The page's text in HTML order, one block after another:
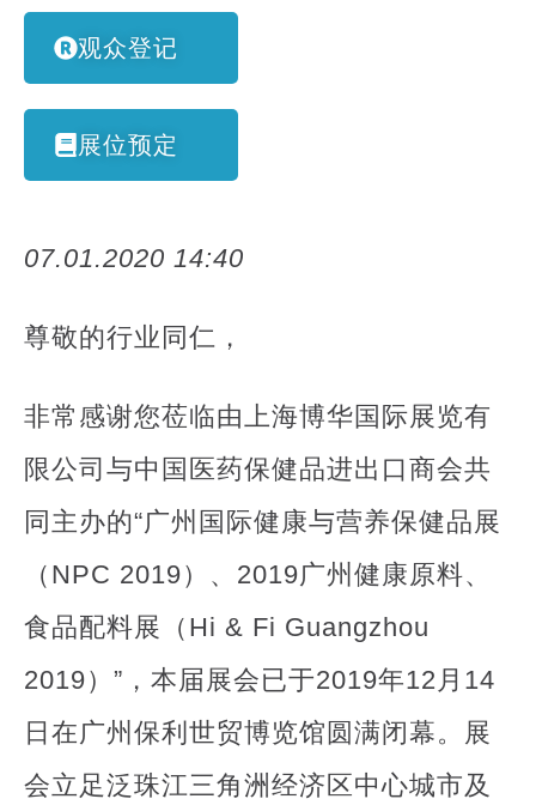
观众登记
展位预定
07.01.2020 14:40
尊敬的行业同仁，
非常感谢您莅临由上海博华国际展览有
限公司与中国医药保健品进出口商会共
同主办的“广州国际健康与营养保健品展
（NPC 2019）、2019广州健康原料、
食品配料展（Hi & Fi Guangzhou
2019）”，本届展会已于2019年12月14
日在广州保利世贸博览馆圆满闭幕。展
会立足泛珠江三角洲经济区中心城市及